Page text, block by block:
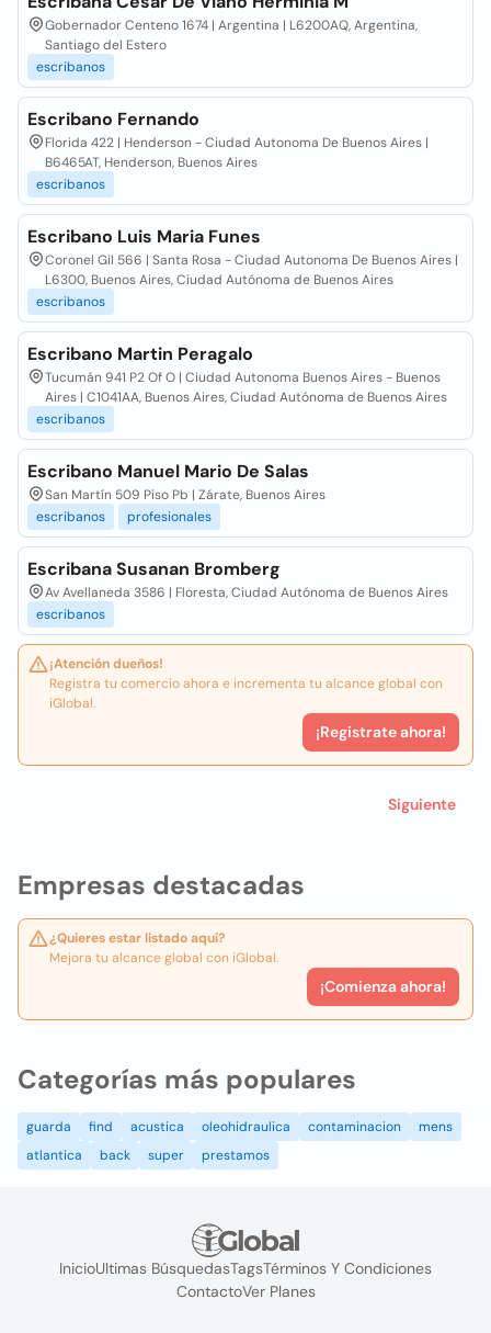
Empresas destacadas
¿Quieres estar listado aquí?
Mejora tu alcance global con iGlobal.
¡Comienza ahora!
Gobernador Centeno 1674 | Argentina | L6200AQ, Argentina,
Santiago del Estero
escribanos
Escribano Fernando
Florida 422 | Henderson - Ciudad Autonoma De Buenos Aires |
B6465AT, Henderson, Buenos Aires
escribanos
Escribano Luis Maria Funes
Coronel Gil 566 | Santa Rosa - Ciudad Autonoma De Buenos Aires |
L6300, Buenos Aires, Ciudad Autónoma de Buenos Aires
escribanos
Escribano Martin Peragalo
Tucumán 941 P2 Of O | Ciudad Autonoma Buenos Aires - Buenos
Aires | C1041AA, Buenos Aires, Ciudad Autónoma de Buenos Aires
escribanos
Escribano Manuel Mario De Salas
San Martín 509 Piso Pb | Zárate, Buenos Aires
escribanos
profesionales
Escribana Susanan Bromberg
Av Avellaneda 3586 | Floresta, Ciudad Autónoma de Buenos Aires
escribanos
¡Atención dueños!
Registra tu comercio ahora e incrementa tu alcance global con
iGlobal.
¡Registrate ahora!
Siguiente
Categorías más populares
guarda find acustica oleohidraulica contaminacion
mens
atlantica
back super prestamos
InicioUltimas BúsquedasTagsTérminos Y Condiciones
ContactoVer Planes